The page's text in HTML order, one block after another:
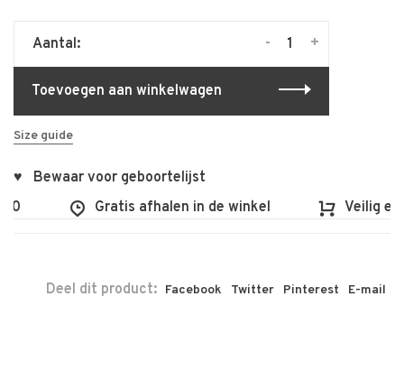
Aantal: +
-
Toevoegen aan winkelwagen
Size guide
♥ Bewaar voor geboortelijst
Gratis afhalen in de winkel Veilig en
Deel dit product: Facebook Twitter Pinterest E-mail